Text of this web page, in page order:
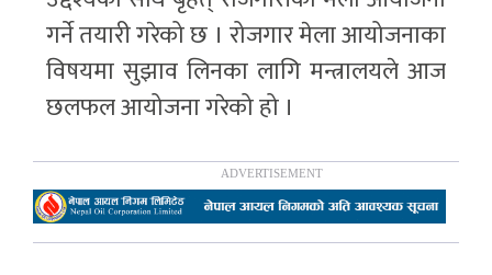
गर्ने तयारी गरेको छ । रोजगार मेला आयोजनाका
विषयमा सुझाव लिनका लागि मन्त्रालयले आज
छलफल आयोजना गरेको हो ।